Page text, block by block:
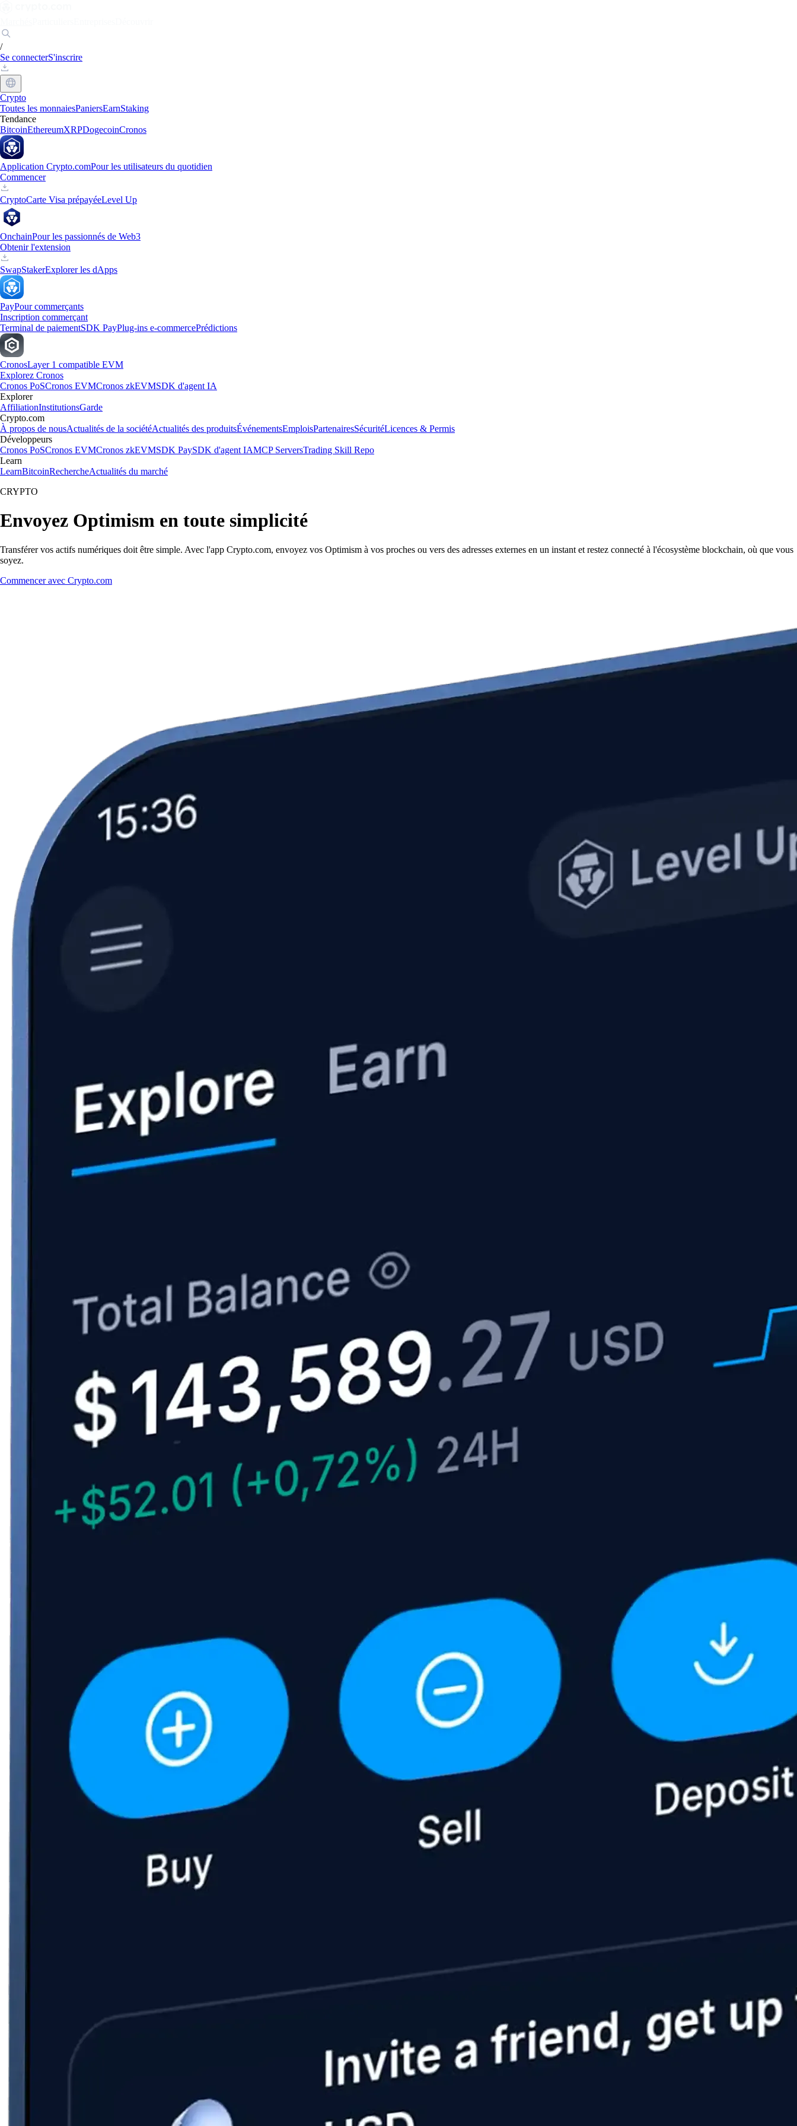
/
Se connecterS'inscrire
Crypto
Toutes les monnaiesPaniersEarnStaking
Tendance
BitcoinEthereumXRPDogecoinCronos
Application Crypto.comPour les utilisateurs du quotidien
Commencer
CryptoCarte Visa prépayéeLevel Up
OnchainPour les passionnés de Web3
Obtenir l'extension
SwapStakerExplorer les dApps
PayPour commerçants
Inscription commerçant
Terminal de paiementSDK PayPlug-ins e-commercePrédictions
CronosLayer 1 compatible EVM
Explorez Cronos
Cronos PoSCronos EVMCronos zkEVMSDK d'agent IA
Explorer
AffiliationInstitutionsGarde
Crypto.com
À propos de nousActualités de la sociétéActualités des produitsÉvénementsEmploisPartenairesSécuritéLicences & Permis
Développeurs
Cronos PoSCronos EVMCronos zkEVMSDK PaySDK d'agent IAMCP ServersTrading Skill Repo
Learn
LearnBitcoinRechercheActualités du marché
CRYPTO
Envoyez Optimism en toute simplicité
Transférer vos actifs numériques doit être simple. Avec l'app Crypto.com, envoyez vos Optimism à vos proches ou vers des adresses externes en un instant et restez connecté à l'écosystème blockchain, où que vous
soyez.
Commencer avec Crypto.com